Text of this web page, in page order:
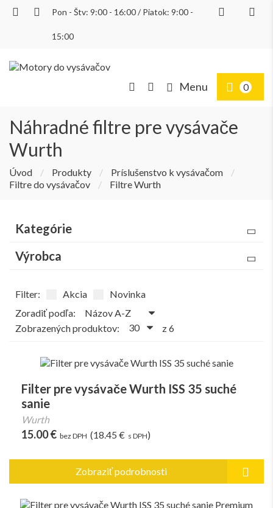
Pon - Štv: 9:00 - 16:00 / Piatok: 9:00 -
15:00
Menu 0
Náhradné filtre pre vysávače
Wurth
Úvod / Produkty / Príslušenstvo k vysávačom
/
Filtre do vysávačov
/ Filtre Wurth
Filter: Akcia
Novinka
Zoradiť podľa:
Zobrazených produktov:
z 6
Filter pre vysávače Wurth ISS 35 suché
sanie
Wurth
15.00 € bez DPH (18.45 € s DPH)
Zobraziť podrobnosti
Kategórie
Výrobca